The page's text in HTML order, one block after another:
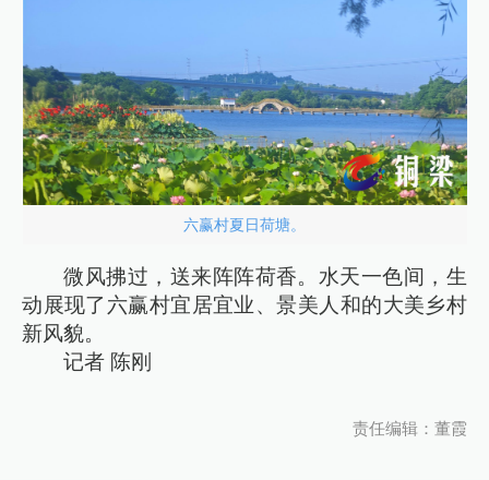
六赢村夏日荷塘。
微风拂过，送来阵阵荷香。水天一色间，生
动展现了六赢村宜居宜业、景美人和的大美乡村
新风貌。
记者 陈刚
责任编辑：董霞